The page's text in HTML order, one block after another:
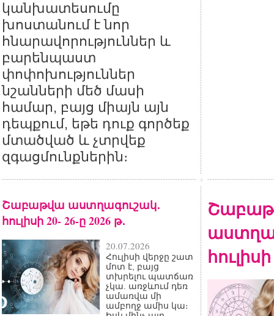
կանխատեսումը
խոստանում է նոր
հնարավորություններ և
բարենպաստ
փոփոխություններ
նշանների մեծ մասի
համար, բայց միայն այն
դեպքում, եթե դուք գործեք
մտածված և չտրվեք
զգացմունքներին։
Շաբաթվա աստղագուշակ․
հուլիսի 20- 26-ը 2026 թ․
20.07.2026
Հուլիսի վերջը շատ
մոտ է, բայց
տխրելու պատճառ
չկա. առջևում դեռ
ամառվա մի
ամբողջ ամիս կա։